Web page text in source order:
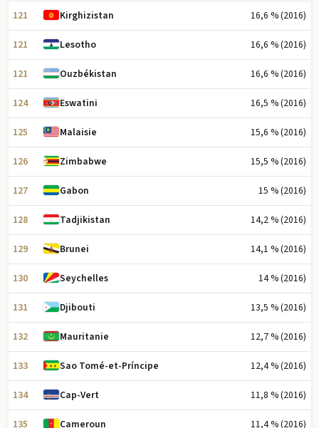
121 Kirghizistan 16,6 % (2016)
121 Lesotho 16,6 % (2016)
121 Ouzbékistan 16,6 % (2016)
124 Eswatini 16,5 % (2016)
125 Malaisie 15,6 % (2016)
126 Zimbabwe 15,5 % (2016)
127 Gabon 15 % (2016)
128 Tadjikistan 14,2 % (2016)
129 Brunei 14,1 % (2016)
130 Seychelles 14 % (2016)
131 Djibouti 13,5 % (2016)
132 Mauritanie 12,7 % (2016)
133 Sao Tomé-et-Príncipe 12,4 % (2016)
134 Cap-Vert 11,8 % (2016)
135 Cameroun 11,4 % (2016)